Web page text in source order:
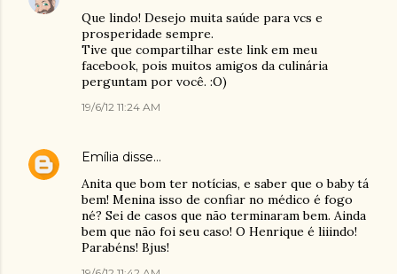
Que lindo! Desejo muita saúde para vcs e
prosperidade sempre.
Tive que compartilhar este link em meu
facebook, pois muitos amigos da culinária
perguntam por você. :O)
19/6/12 11:24 AM
Emília disse…
Anita que bom ter notícias, e saber que o baby tá
bem! Menina isso de confiar no médico é fogo
né? Sei de casos que não terminaram bem. Ainda
bem que não foi seu caso! O Henrique é liiindo!
Parabéns! Bjus!